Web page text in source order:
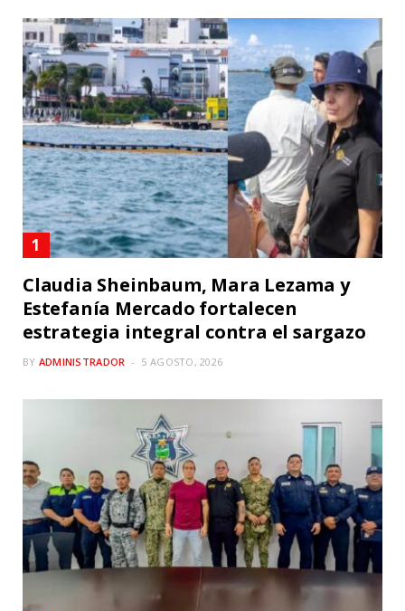
Claudia Sheinbaum, Mara Lezama y
Estefanía Mercado fortalecen
estrategia integral contra el sargazo
BY ADMINISTRADOR 5 AGOSTO, 2026